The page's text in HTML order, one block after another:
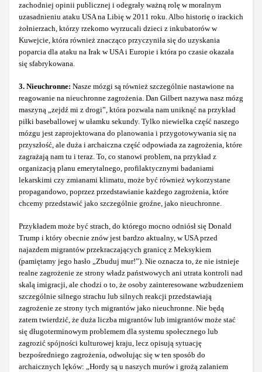
zachodniej opinii publicznej i odegrały ważną rolę w moralnym
uzasadnieniu ataku USA na Libię w 2011 roku. Albo historię o irackich
żołnierzach, którzy rzekomo wyrzucali dzieci z inkubatorów w
Kuwejcie, która również znacząco przyczyniła się do uzyskania
poparcia dla ataku na Irak w USA i Europie i która po czasie okazała
się sfabrykowana.
3. Nieuchronne: Nasze mózgi są również szczególnie nastawione na
reagowanie na nieuchronne zagrożenia. Dan Gilbert nazywa nasz mózg
maszyną „zejdź mi z drogi”, która pozwala nam uniknąć na przykład
piłki baseballowej w ułamku sekundy. Tylko niewielka część naszego
mózgu jest zaprojektowana do planowania i przygotowywania się na
przyszłość, ale duża i archaiczna część odpowiada za zagrożenia, które
zagrażają nam tu i teraz. To, co stanowi problem, na przykład z
organizacją planu emerytalnego, profilaktycznymi badaniami
lekarskimi czy zmianami klimatu, może być również wykorzystane
propagandowo, poprzez przedstawianie każdego zagrożenia, które
chcemy przedstawić jako szczególnie groźne, jako nieuchronne.
Przykładem może być strach, do którego mocno odniósł się Donald
Trump i który obecnie znów jest bardzo aktualny, w USA przed
najazdem migrantów przekraczających granicę z Meksykiem
(pamiętamy jego hasło „Zbuduj mur!”). Nie oznacza to, że nie istnieje
realne zagrożenie ze strony władz państwowych ani utrata kontroli nad
skalą imigracji, ale chodzi o to, że osoby zainteresowane wzbudzeniem
szczególnie silnego strachu lub silnych reakcji przedstawiają
zagrożenie ze strony tych migrantów jako nieuchronne. Nie będą
zatem twierdzić, że duża liczba migrantów lub imigrantów może stać
się długoterminowym problemem dla systemu społecznego lub
zagrozić spójności kulturowej kraju, lecz opisują sytuację
bezpośredniego zagrożenia, odwołując się w ten sposób do
archaicznych lęków: „Hordy są u naszych murów i grożą zalaniem